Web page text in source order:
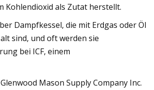
Kohlendioxid als Zutat herstellt.
Dampfkessel, die mit Erdgas oder Öl
sind, und oft werden sie
bei ICF, einem
Mason Supply Company Inc.